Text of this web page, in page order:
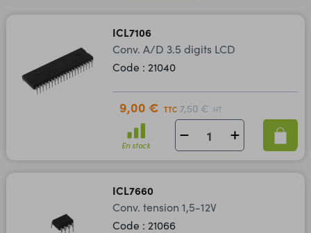
ICL7106
Conv. A/D 3.5 digits LCD
Code : 21040
9,00 € TTC 7,50 € HT
En stock
ICL7660
Conv. tension 1,5-12V
Code : 21066